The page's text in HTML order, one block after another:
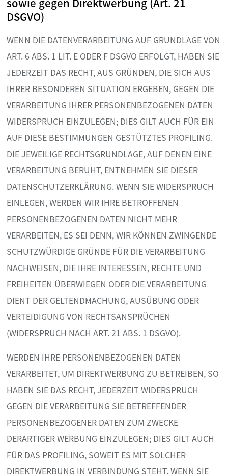
DSGVO)
WENN DIE DATENVERARBEITUNG AUF GRUNDLAGE VON
ART. 6 ABS. 1 LIT. E ODER F DSGVO ERFOLGT, HABEN SIE
JEDERZEIT DAS RECHT, AUS GRÜNDEN, DIE SICH AUS
IHRER BESONDEREN SITUATION ERGEBEN, GEGEN DIE
VERARBEITUNG IHRER PERSONENBEZOGENEN DATEN
WIDERSPRUCH EINZULEGEN; DIES GILT AUCH FÜR EIN
AUF DIESE BESTIMMUNGEN GESTÜTZTES PROFILING.
DIE JEWEILIGE RECHTSGRUNDLAGE, AUF DENEN EINE
VERARBEITUNG BERUHT, ENTNEHMEN SIE DIESER
DATENSCHUTZERKLÄRUNG. WENN SIE WIDERSPRUCH
EINLEGEN, WERDEN WIR IHRE BETROFFENEN
PERSONENBEZOGENEN DATEN NICHT MEHR
VERARBEITEN, ES SEI DENN, WIR KÖNNEN ZWINGENDE
SCHUTZWÜRDIGE GRÜNDE FÜR DIE VERARBEITUNG
NACHWEISEN, DIE IHRE INTERESSEN, RECHTE UND
FREIHEITEN ÜBERWIEGEN ODER DIE VERARBEITUNG
DIENT DER GELTENDMACHUNG, AUSÜBUNG ODER
VERTEIDIGUNG VON RECHTSANSPRÜCHEN
(WIDERSPRUCH NACH ART. 21 ABS. 1 DSGVO).
WERDEN IHRE PERSONENBEZOGENEN DATEN
VERARBEITET, UM DIREKTWERBUNG ZU BETREIBEN, SO
HABEN SIE DAS RECHT, JEDERZEIT WIDERSPRUCH
GEGEN DIE VERARBEITUNG SIE BETREFFENDER
PERSONENBEZOGENER DATEN ZUM ZWECKE
DERARTIGER WERBUNG EINZULEGEN; DIES GILT AUCH
FÜR DAS PROFILING, SOWEIT ES MIT SOLCHER
DIREKTWERBUNG IN VERBINDUNG STEHT. WENN SIE